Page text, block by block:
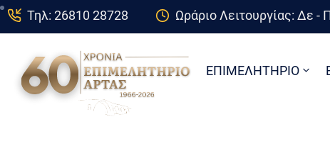
Τηλ: 26810 28728 Ωράριο Λειτουργίας: Δε -
ΕΠΙΜΕΛΗΤΗΡΙΟ